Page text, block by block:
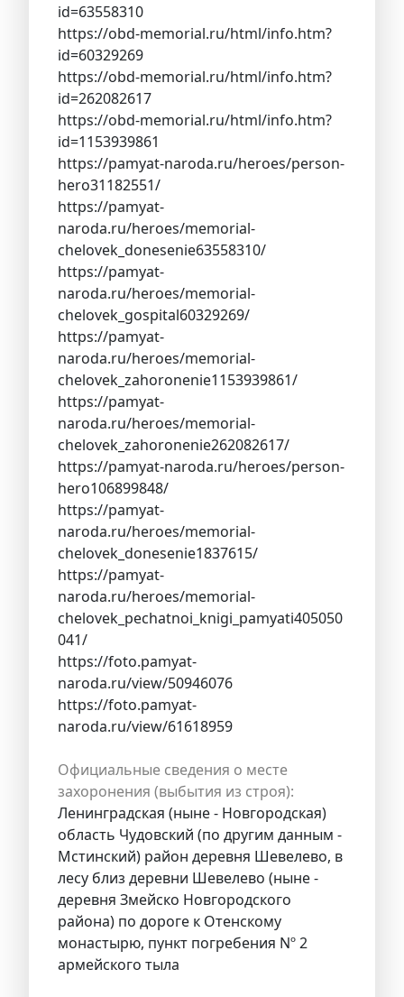
id=63558310
https://obd-memorial.ru/html/info.htm?
id=60329269
https://obd-memorial.ru/html/info.htm?
id=262082617
https://obd-memorial.ru/html/info.htm?
id=1153939861
https://pamyat-naroda.ru/heroes/person-
hero31182551/
https://pamyat-
naroda.ru/heroes/memorial-
chelovek_donesenie63558310/
https://pamyat-
naroda.ru/heroes/memorial-
chelovek_gospital60329269/
https://pamyat-
naroda.ru/heroes/memorial-
chelovek_zahoronenie1153939861/
https://pamyat-
naroda.ru/heroes/memorial-
chelovek_zahoronenie262082617/
https://pamyat-naroda.ru/heroes/person-
hero106899848/
https://pamyat-
naroda.ru/heroes/memorial-
chelovek_donesenie1837615/
https://pamyat-
naroda.ru/heroes/memorial-
chelovek_pechatnoi_knigi_pamyati405050
041/
https://foto.pamyat-
naroda.ru/view/50946076
https://foto.pamyat-
naroda.ru/view/61618959
Официальные сведения о месте
захоронения (выбытия из строя):
Ленинградская (ныне - Новгородская)
область Чудовский (по другим данным -
Мстинский) район деревня Шевелево, в
лесу близ деревни Шевелево (ныне -
деревня Змейско Новгородского
района) по дороге к Отенскому
монастырю, пункт погребения Nº 2
армейского тыла